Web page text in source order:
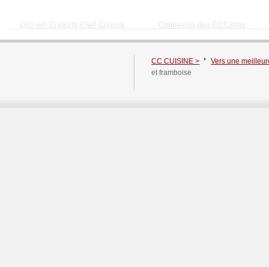
QUI est Cooking Chef Cuisine Connexion des CCCistes
CC CUISINE >
Vers une
et framboise